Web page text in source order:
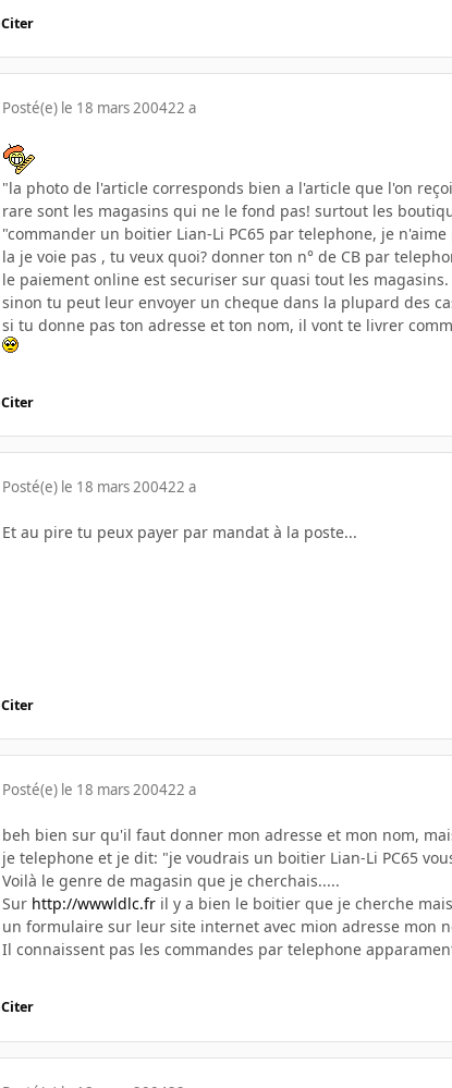
Citer
Posté(e) le 18 mars 200422 a
"la photo de l'article corresponds bien a l'article que l'on
rare sont les magasins qui ne le fond pas! surtout les
"commander un boitier Lian-Li PC65 par telephone, je
la je voie pas , tu veux quoi? donner ton n° de CB par
le paiement online est securiser sur quasi tout les magasins.
sinon tu peut leur envoyer un cheque dans la plupard des
si tu donne pas ton adresse et ton nom, il vont te livrer
Citer
Posté(e) le 18 mars 200422 a
Et au pire tu peux payer par mandat à la poste...
Citer
Posté(e) le 18 mars 200422 a
beh bien sur qu'il faut donner mon adresse et mon nom,
je telephone et je dit: "je voudrais un boitier Lian-Li PC65
Voilà le genre de magasin que je cherchais.....
Sur http://wwwldlc.fr il y a bien le boitier que je cherche
un formulaire sur leur site internet avec mion adresse mon
Il connaissent pas les commandes par telephone
Citer